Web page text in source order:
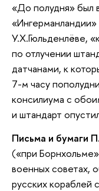
«До полудня» был
У.Х.Гюльденлёве,
по отлучении
датчанами, к
7-м часу
консилиума с
и штандарт
Письма и бумаги
(«при
военных советах,
русских кораблей